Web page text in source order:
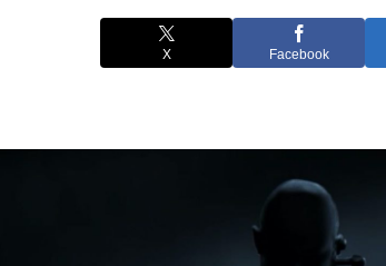
X Facebook